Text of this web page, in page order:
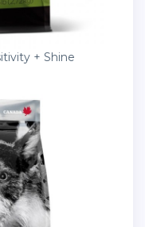
+ Shine